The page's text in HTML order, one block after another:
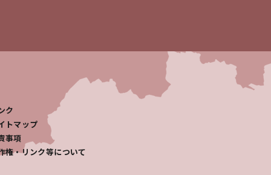
ク
トマップ
事項
権・リンク等について